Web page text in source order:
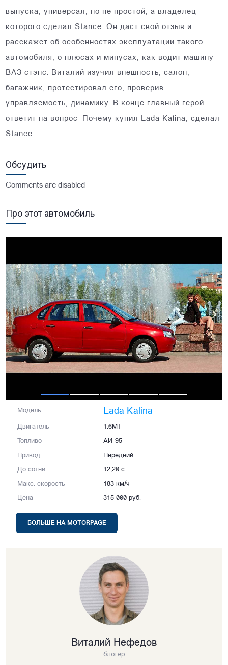
выпуска, универсал, но не простой, а владелец
которого сделал Stance. Он даст свой отзыв и
расскажет об особенностях эксплуатации такого
автомобиля, о плюсах и минусах, как водит машину
ВАЗ стэнс. Виталий изучил внешность, салон,
багажник, протестировал его, проверив
управляемость, динамику. В конце главный герой
ответит на вопрос: Почему купил Lada Kalina, сделал
Stance.
Обсудить
Comments are disabled
Про этот автомобиль
Модель Lada Kalina
Двигатель 1.6MT
Топливо АИ-95
Привод Передний
До сотни 12,20 с
Макс. скорость 183 км/ч
Цена 315 000 руб.
БОЛЬШЕ НА MOTORPAGE
Виталий Нефедов
блогер